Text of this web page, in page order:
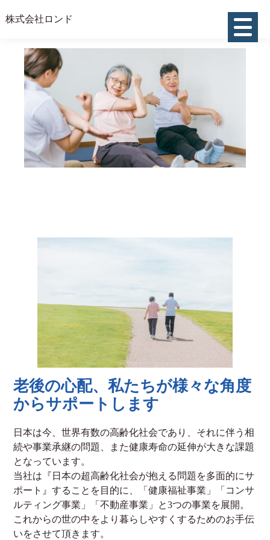
株式会社ロンド
老後の心配、私たちが様々な角度
からサポートします
日本は今、世界有数の高齢化社会であり、それに伴う相
続や事業承継の問題、また健康寿命の延伸が大きな課題
となっています。
当社は『日本の超高齢化社会が抱える問題を多面的にサ
ポート』することを目的に、「健康福祉事業」「コンサ
ルティング事業」「不動産事業」と3つの事業を展開。
これからの世の中をより暮らしやすくするためのお手伝
いをさせて頂きます。